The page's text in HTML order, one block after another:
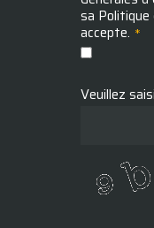
sa
accepte. *
Veuillez